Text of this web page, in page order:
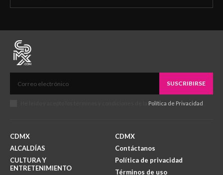
SUSCRIBIRSE
Política de Privacidad
CDMX
ALCALDÍAS
CULTURA Y
ENTRETENIMIENTO
CDMX
Contáctanos
Política de privacidad
Términos de uso